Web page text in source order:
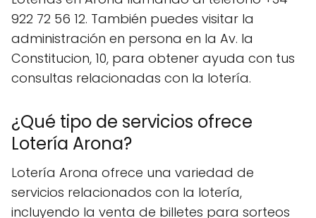
922 72 56 12. También puedes visitar la
administración en persona en la Av. la
Constitucion, 10, para obtener ayuda con tus
consultas relacionadas con la lotería.
¿Qué tipo de servicios ofrece
Lotería Arona?
Lotería Arona ofrece una variedad de
servicios relacionados con la lotería,
incluyendo la venta de billetes para sorteos